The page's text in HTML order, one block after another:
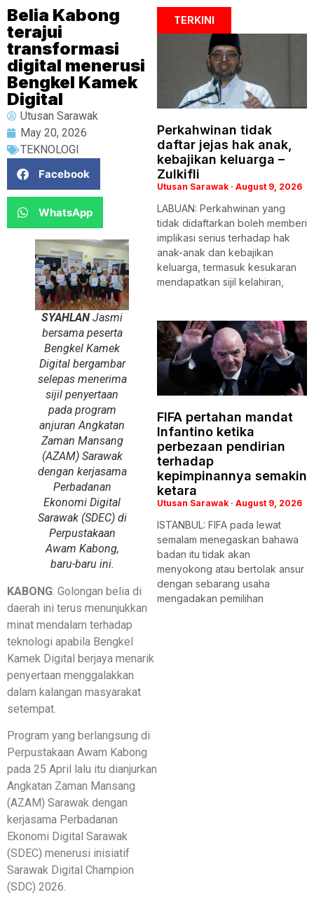
Belia Kabong
terajui
transformasi
digital menerusi
Bengkel Kamek
Digital
Utusan Sarawak
May 20, 2026
TEKNOLOGI
Facebook
WhatsApp
SYAHLAN Jasmi
bersama peserta
Bengkel Kamek
Digital bergambar
selepas menerima
sijil penyertaan
pada program
anjuran Angkatan
Zaman Mansang
(AZAM) Sarawak
dengan kerjasama
Perbadanan
Ekonomi Digital
Sarawak (SDEC) di
Perpustakaan
Awam Kabong,
baru-baru ini.
KABONG: Golongan belia di
daerah ini terus menunjukkan
minat mendalam terhadap
teknologi apabila Bengkel
Kamek Digital berjaya menarik
penyertaan menggalakkan
dalam kalangan masyarakat
setempat.
Program yang berlangsung di
Perpustakaan Awam Kabong
pada 25 April lalu itu dianjurkan
Angkatan Zaman Mansang
(AZAM) Sarawak dengan
kerjasama Perbadanan
Ekonomi Digital Sarawak
(SDEC) menerusi inisiatif
Sarawak Digital Champion
(SDC) 2026.
TERKINI
Perkahwinan tidak
daftar jejas hak anak,
kebajikan keluarga –
Zulkifli
Utusan Sarawak August 9, 2026
LABUAN: Perkahwinan yang
tidak didaftarkan boleh memberi
implikasi serius terhadap hak
anak-anak dan kebajikan
keluarga, termasuk kesukaran
mendapatkan sijil kelahiran,
FIFA pertahan mandat
Infantino ketika
perbezaan pendirian
terhadap
kepimpinannya semakin
ketara
Utusan Sarawak August 9, 2026
ISTANBUL: FIFA pada lewat
semalam menegaskan bahawa
badan itu tidak akan
menyokong atau bertolak ansur
dengan sebarang usaha
mengadakan pemilihan